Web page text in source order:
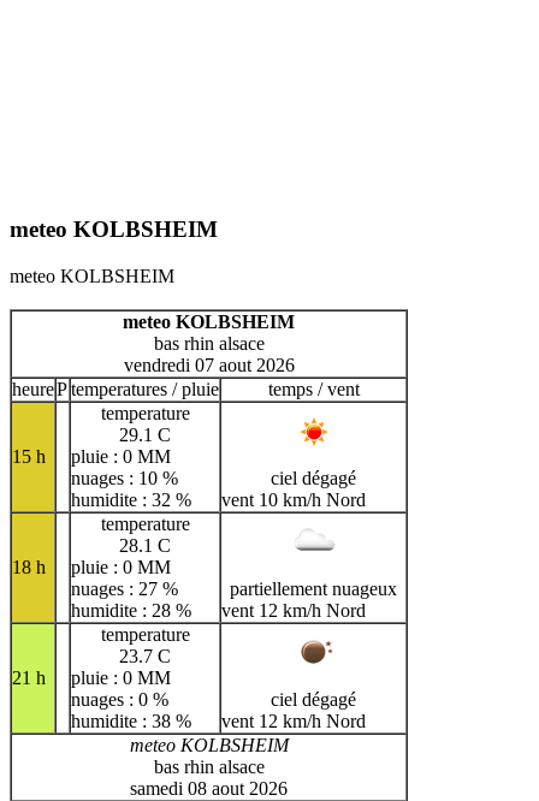
meteo KOLBSHEIM
meteo KOLBSHEIM
meteo KOLBSHEIM
bas rhin alsace
vendredi 07 aout 2026
heurePtemperatures / pluie temps / vent
15 h
temperature
29.1 C
pluie : 0 MM
nuages : 10 %
humidite : 32 %
ciel dégagé
vent 10 km/h Nord
18 h
temperature
28.1 C
pluie : 0 MM
nuages : 27 %
humidite : 28 %
partiellement nuageux
vent 12 km/h Nord
21 h
temperature
23.7 C
pluie : 0 MM
nuages : 0 %
humidite : 38 %
ciel dégagé
vent 12 km/h Nord
meteo KOLBSHEIM
bas rhin alsace
samedi 08 aout 2026